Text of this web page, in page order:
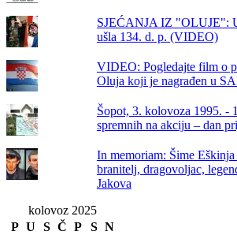
SJEĆANJA IZ "OLUJE":
ušla 134. d. p. (VIDEO)
VIDEO: Pogledajte film o
Oluja koji je nagrađen u
Šopot, 3. kolovoza 1995. -
spremnih na akciju – dan
In memoriam: Šime
branitelj, dragovoljac,
Jakova
kolovoz 2025
P U S Č P S N